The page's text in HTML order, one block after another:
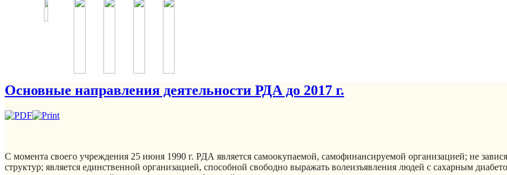
Основные направления деятельности РДА до 2017 г.
С момента своего учреждения 25 июня 1990 г. РДА является самоокупаемой, самофинансируемой организацией; не
структур; является единственной организацией, способной свободно выражать волеизъявления людей с сахарным